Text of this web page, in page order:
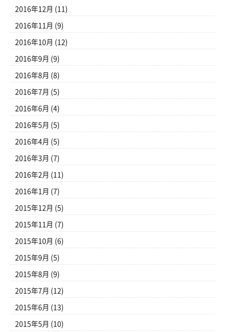
2016年12月 (11)
2016年11月 (9)
2016年10月 (12)
2016年9月 (9)
2016年8月 (8)
2016年7月 (5)
2016年6月 (4)
2016年5月 (5)
2016年4月 (5)
2016年3月 (7)
2016年2月 (11)
2016年1月 (7)
2015年12月 (5)
2015年11月 (7)
2015年10月 (6)
2015年9月 (5)
2015年8月 (9)
2015年7月 (12)
2015年6月 (13)
2015年5月 (10)